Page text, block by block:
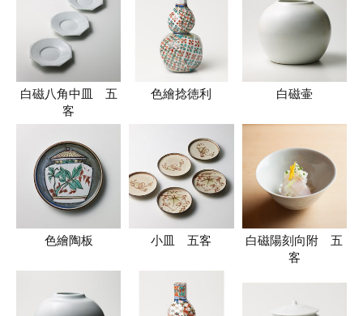
白磁八角中皿 五
客
色繪捻徳利 白磁壷
色繪陶板 小皿 五客
白磁陽刻向附 五
客